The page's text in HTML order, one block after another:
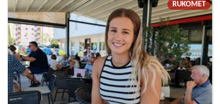
RUKOMET